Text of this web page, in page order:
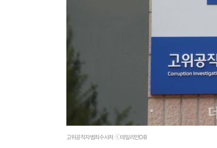
고위공직자범죄수사처 ⓒ데일리안DB